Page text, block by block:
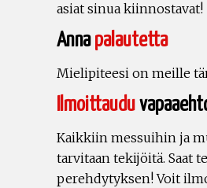
asiat sinua kiinnostavat!
Annapalautetta
Mielipiteesi on meille
Ilmoittaudu
Kaikkiin messuihin ja
tarvitaan tekijöitä. Saat
perehdytyksen! Voit